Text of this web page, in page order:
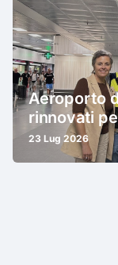
Aeroporto
rinnovati
23 Lug 2026